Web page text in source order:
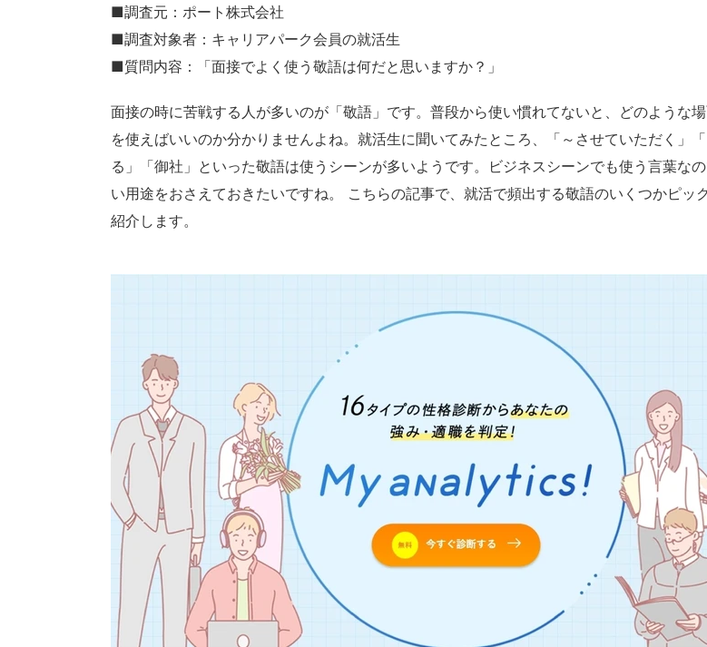
■調査元：ポート株式会社
■調査対象者：キャリアパーク会員の就活生
■質問内容：「面接でよく使う敬語は何だと思いますか？」
面接の時に苦戦する人が多いのが「敬語」です。普段から使い慣れてないと、どのような
を使えばいいのか分かりませんよね。就活生に聞いてみたところ、「～させていただく」
る」「御社」といった敬語は使うシーンが多いようです。ビジネスシーンでも使う言葉な
い用途をおさえておきたいですね。 こちらの記事で、就活で頻出する敬語のいくつかピッ
紹介します。